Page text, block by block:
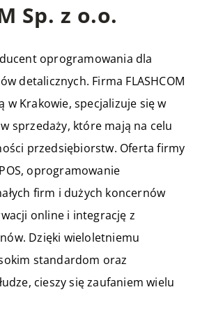
Sp. z o.o.
oprogramowania dla
detalicznych. Firma FLASHCOM
w Krakowie, specjalizuje się w
sprzedaży, które mają na celu
przedsiębiorstw. Oferta firmy
oprogramowanie
firm i dużych koncernów
online i integrację z
Dzięki wieloletniemu
standardom oraz
cieszy się zaufaniem wielu